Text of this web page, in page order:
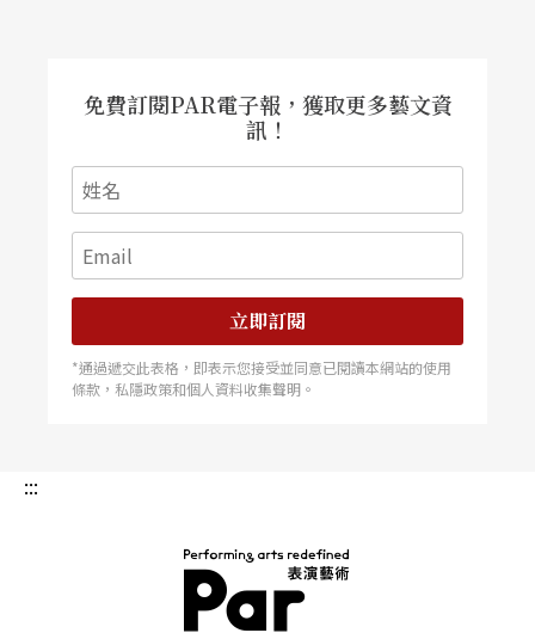
免費訂閱PAR電子報，獲取更多藝文資
訊！
立即訂閱
*通過遞交此表格，即表示您接受並同意已閱讀本網站的使用
條款，私隱政策和個人資料收集聲明。
:::